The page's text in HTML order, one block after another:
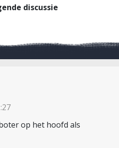
discussie
op het hoofd als